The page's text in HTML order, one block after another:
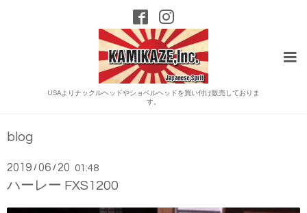
USAよりナックルヘッドやショベルヘッドを買い付け販売しておりま
す。
blog
2019 /06 / 20 01:48
ハーレー FXS1200